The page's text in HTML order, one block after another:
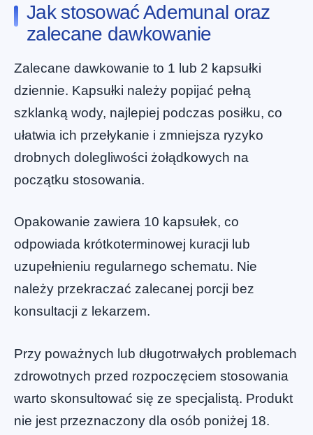
Jak stosować Ademunal oraz
zalecane dawkowanie
Zalecane dawkowanie to 1 lub 2 kapsułki
dziennie. Kapsułki należy popijać pełną
szklanką wody, najlepiej podczas posiłku, co
ułatwia ich przełykanie i zmniejsza ryzyko
drobnych dolegliwości żołądkowych na
początku stosowania.
Opakowanie zawiera 10 kapsułek, co
odpowiada krótkoterminowej kuracji lub
uzupełnieniu regularnego schematu. Nie
należy przekraczać zalecanej porcji bez
konsultacji z lekarzem.
Przy poważnych lub długotrwałych problemach
zdrowotnych przed rozpoczęciem stosowania
warto skonsultować się ze specjalistą. Produkt
nie jest przeznaczony dla osób poniżej 18.